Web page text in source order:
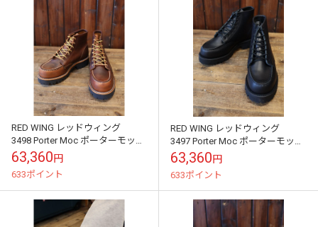
RED WING レッドウィング
3498 Porter Moc ポーターモッ
ク ブーツ WOMEN カッパー
「ラフ＆タフ」
63,360円
633ポイント
RED WING レッドウィング
3497 Porter Moc ポーターモッ
ク ブーツ WOMEN
63,360円
633ポイント